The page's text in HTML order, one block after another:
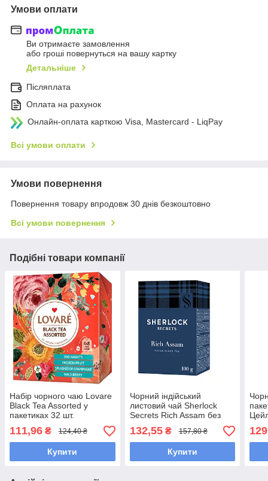
Умови оплати
Ви отримаєте замовлення
або гроші повернуться на вашу картку
Детальніше
Післяплата
Оплата на рахунок
Онлайн-оплата карткою Visa, Mastercard - LiqPay
Всі умови оплати
Умови повернення
Повернення товару впродовж 30 днів безкоштовно
Всі умови повернення
Подібні товари компанії
Набір чорного чаю Lovare
Black Tea Assorted у
пакетиках 32 шт.
111,96 ₴ 124,40 ₴
Купити
Чорний індійський
листовий чай Sherlock
Secrets Rich Assam без
добавок та
ароматизаторів 100 грамів
132,55₴ 157,80 ₴
Купити